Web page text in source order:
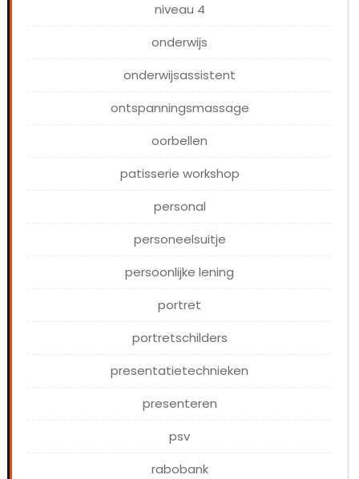
niveau 4
onderwijs
onderwijsassistent
ontspanningsmassage
oorbellen
patisserie workshop
personal
personeelsuitje
persoonlijke lening
portret
portretschilders
presentatietechnieken
presenteren
psv
rabobank